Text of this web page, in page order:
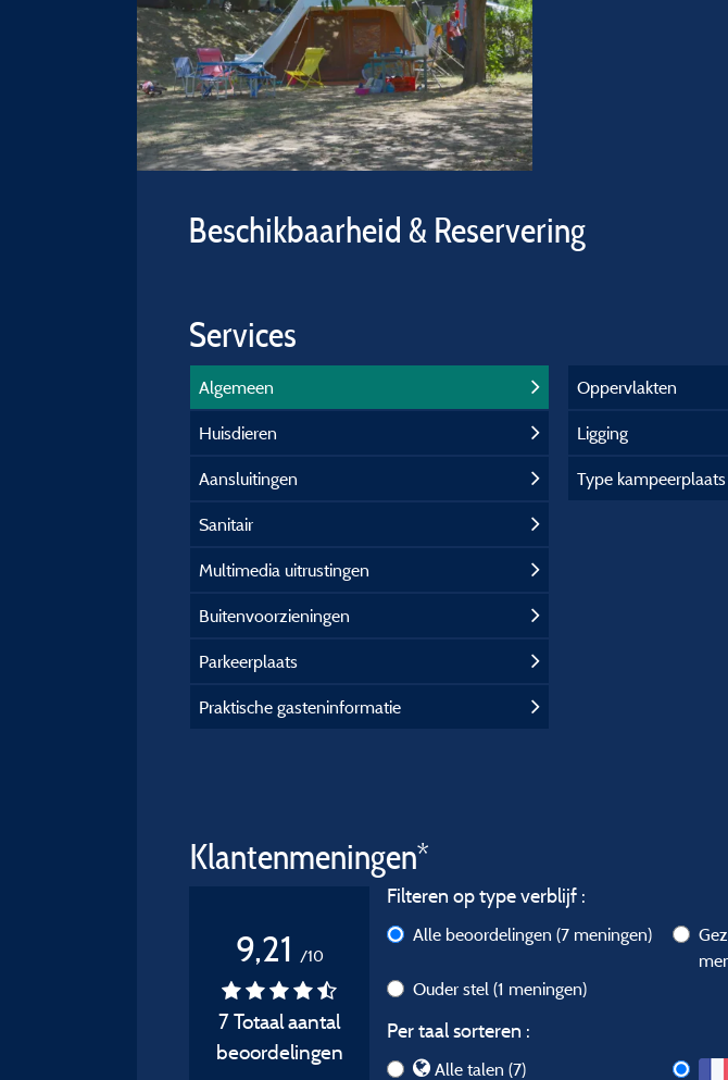
Beschikbaarheid & Reservering
Services
Algemeen
Huisdieren
Aansluitingen
Sanitair
Multimedia uitrustingen
Buitenvoorzieningen
Parkeerplaats
Praktische gasteninformatie
Oppervlakten
Ligging
Type kampeerplaats
Klantenmeningen*
9,21 /10
7 Totaal aantal
beoordelingen
Filteren op type verblijf :
Alle beoordelingen (7 meningen)
Ouder stel (1 meningen)
Per taal sorteren :
Alle talen (7)